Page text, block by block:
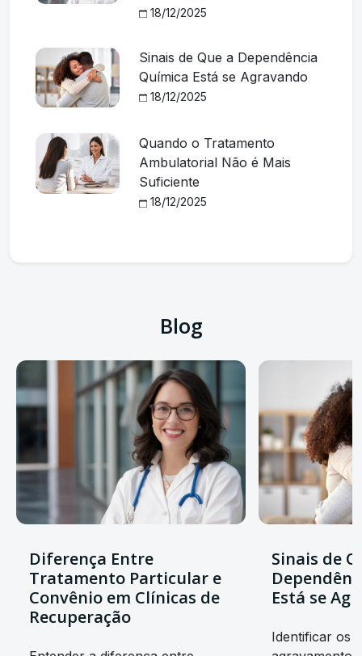
18/12/2025
Sinais de Que a Dependência
Química Está se Agravando
18/12/2025
Quando o Tratamento
Ambulatorial Não é Mais
Suficiente
18/12/2025
Blog
Diferença Entre
Tratamento Particular e
Convênio em Clínicas de
Recuperação
Sinais de
Está se
Identificar os